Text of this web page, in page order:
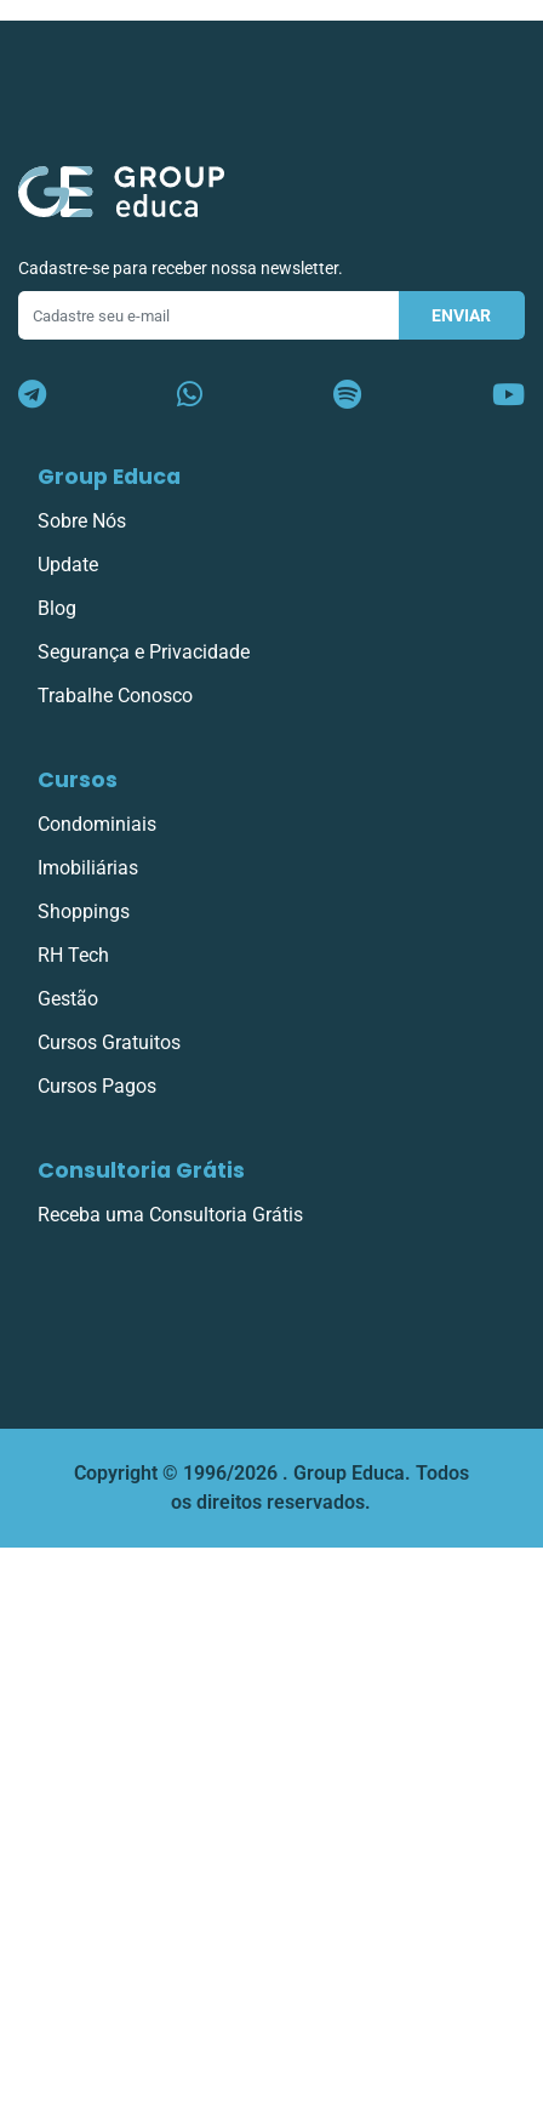
Cadastre-se para receber nossa newsletter.
ENVIAR
Group Educa
Sobre Nós
Update
Blog
Segurança e Privacidade
Trabalhe Conosco
Cursos
Condominiais
Imobiliárias
Shoppings
RH Tech
Gestão
Cursos Gratuitos
Cursos Pagos
Consultoria Grátis
Receba uma Consultoria Grátis
Copyright © 1996/2026 . Group Educa. Todos
os direitos reservados.